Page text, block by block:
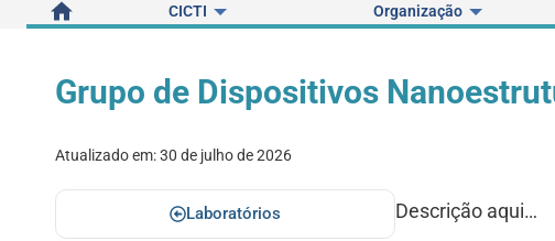
Home CICTI Organização
Grupo de Dispositivos
Atualizado em:30 de julho de 2026
Laboratórios Descrição aqui…